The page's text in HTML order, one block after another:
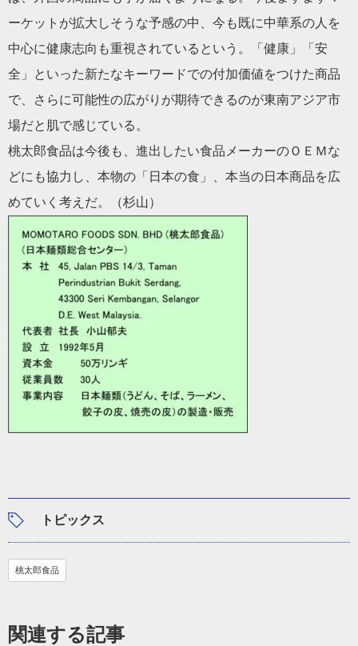
ーケットが拡大しそうな予感の中、今も既に中華系の人を
中心に健康志向も重視されているという。「健康」「安
全」といった新たなキーワードでの付加価値をつけた商品
で、さらに可能性の広がりが期待できるのが東南アジア市
場だと肌で感じている。
桃太郎食品は今後も、進出したい食品メーカーのＯＥＭな
どにも協力し、本物の「日本の食」、本当の日本商品を広
めていく考えだ。（杉山）
トピックス
桃太郎食品
関連する記事